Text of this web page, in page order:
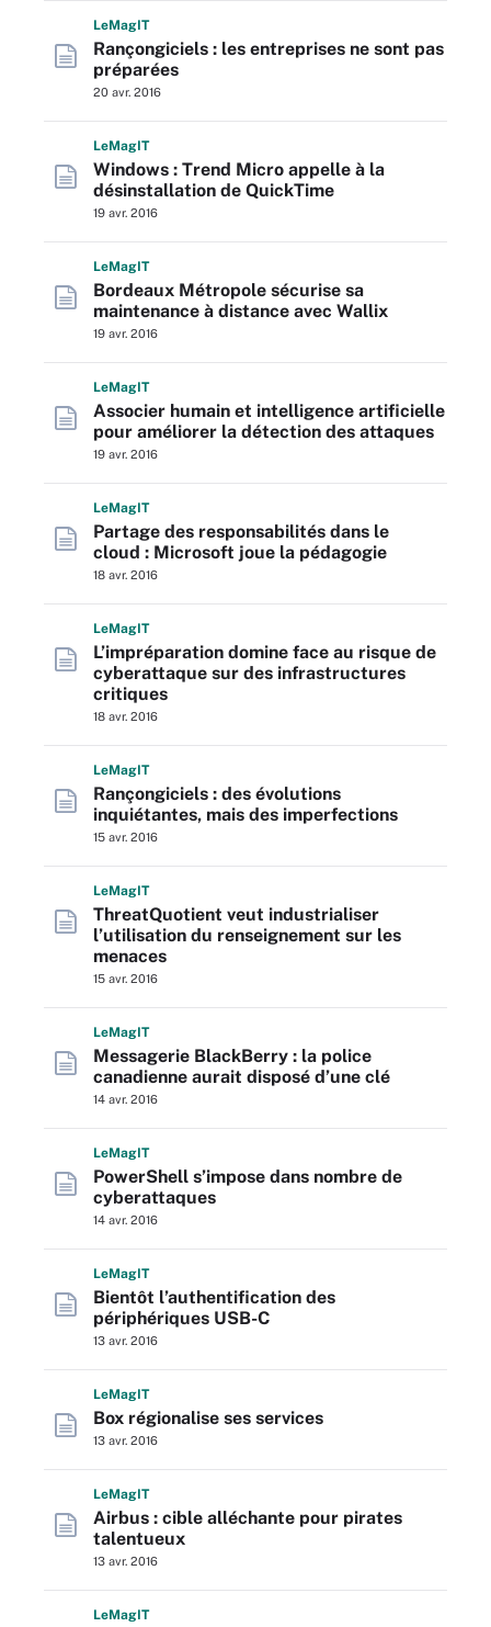
LeMagIT
Rançongiciels : les entreprises ne sont pas
préparées
20 avr. 2016
LeMagIT
Windows : Trend Micro appelle à la
désinstallation de QuickTime
19 avr. 2016
LeMagIT
Bordeaux Métropole sécurise sa
maintenance à distance avec Wallix
19 avr. 2016
LeMagIT
Associer humain et intelligence artificielle
pour améliorer la détection des attaques
19 avr. 2016
LeMagIT
Partage des responsabilités dans le
cloud : Microsoft joue la pédagogie
18 avr. 2016
LeMagIT
L’impréparation domine face au risque de
cyberattaque sur des infrastructures
critiques
18 avr. 2016
LeMagIT
Rançongiciels : des évolutions
inquiétantes, mais des imperfections
15 avr. 2016
LeMagIT
ThreatQuotient veut industrialiser
l’utilisation du renseignement sur les
menaces
15 avr. 2016
LeMagIT
Messagerie BlackBerry : la police
canadienne aurait disposé d’une clé
14 avr. 2016
LeMagIT
PowerShell s’impose dans nombre de
cyberattaques
14 avr. 2016
LeMagIT
Bientôt l’authentification des
périphériques USB-C
13 avr. 2016
LeMagIT
Box régionalise ses services
13 avr. 2016
LeMagIT
Airbus : cible alléchante pour pirates
talentueux
13 avr. 2016
LeMagIT